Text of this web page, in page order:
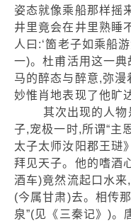
姿态就像乘船那样摇
井里竟会在井里熟睡
人曰:‘箇老子如乘船
一)。杜甫活用这一
马的醉态与醉意,弥漫
妙惟肖地表现了他旷
其次出现的人物是
子,宠极一时,所谓“主
太子太师汝阳郡王琎
拜见天子。他的嗜酒
酒车)竟然流起口水来
(今属甘肃)去。相传
泉”(见《三秦记》)。